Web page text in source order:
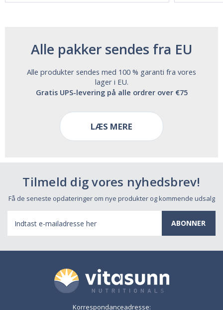
Alle pakker sendes fra EU
Alle produkter sendes med 100 % garanti fra vores
lager i EU.
Gratis UPS-levering på alle ordrer over €75
LÆS MERE
Tilmeld dig vores nyhedsbrev!
Få de seneste opdateringer om nye produkter og kommende udsalg
mail-
adresse
Korrespondanceadresse: